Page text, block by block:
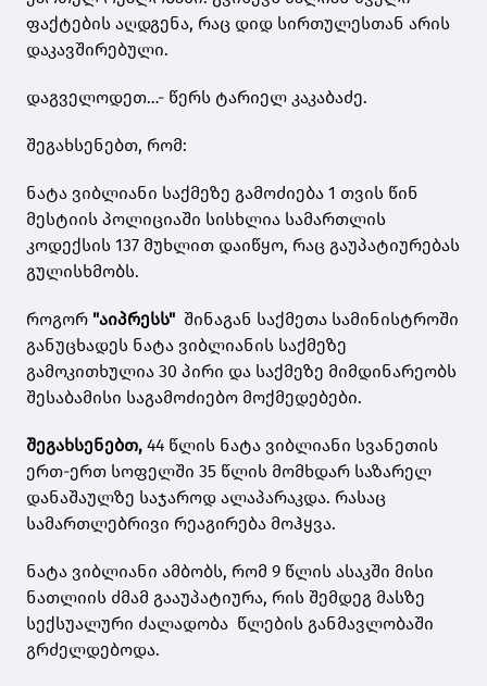
ფაქტების აღდგენა, რაც დიდ სირთულესთან არის
დაკავშირებული.
დაგველოდეთ…- წერს ტარიელ კაკაბაძე.
შეგახსენებთ, რომ:
ნატა ვიბლიანი საქმეზე გამოძიება 1 თვის წინ
მესტიის პოლიციაში სისხლია სამართლის
კოდექსის 137 მუხლით დაიწყო, რაც გაუპატიურებას
გულისხმობს.
როგორ "აიპრესს" შინაგან საქმეთა სამინისტროში
განუცხადეს ნატა ვიბლიანის საქმეზე
გამოკითხულია 30 პირი და საქმეზე მიმდინარეობს
შესაბამისი საგამოძიებო მოქმედებები.
შეგახსენებთ, 44 წლის ნატა ვიბლიანი სვანეთის
ერთ-ერთ სოფელში 35 წლის მომხდარ საზარელ
დანაშაულზე საჯაროდ ალაპარაკდა. რასაც
სამართლებრივი რეაგირება მოჰყვა.
ნატა ვიბლიანი ამბობს, რომ 9 წლის ასაკში მისი
ნათლიის ძმამ გააუპატიურა, რის შემდეგ მასზე
სექსუალური ძალადობა წლების განმავლობაში
გრძელდებოდა.